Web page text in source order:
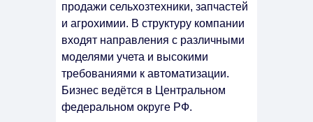
продажи сельхозтехники, запчастей
и агрохимии. В структуру компании
входят направления с различными
моделями учета и высокими
требованиями к автоматизации.
Бизнес ведётся в Центральном
федеральном округе РФ.